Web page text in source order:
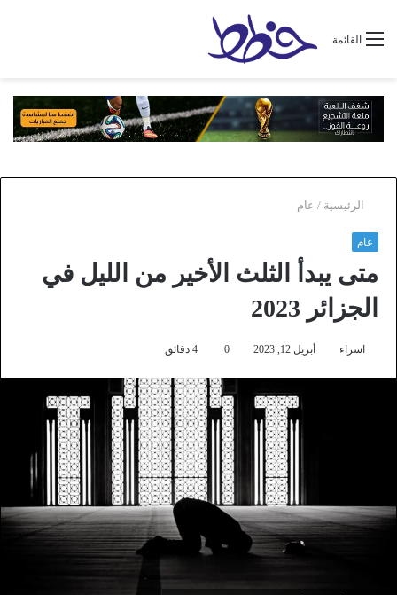
القائمة
الرئيسية / عام
عام
متى يبدأ الثلث الأخير من الليل في
الجزائر 2023
اسراء أبريل 12, 2023 0